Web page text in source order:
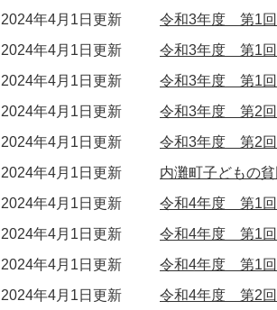
2024年4月1日更新
令和3年度 第1
2024年4月1日更新
令和3年度 第1回
2024年4月1日更新
令和3年度 第1回
2024年4月1日更新
令和3年度 第2回
2024年4月1日更新
令和3年度 第2
2024年4月1日更新
内灘町子どもの
2024年4月1日更新
令和4年度 第1回
2024年4月1日更新
令和4年度 第1回
2024年4月1日更新
令和4年度 第1
2024年4月1日更新
令和4年度 第2回